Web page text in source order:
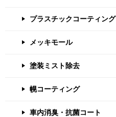
プラスチックコーティング
メッキモール
塗装ミスト除去
幌コーティング
車内消臭・抗菌コート